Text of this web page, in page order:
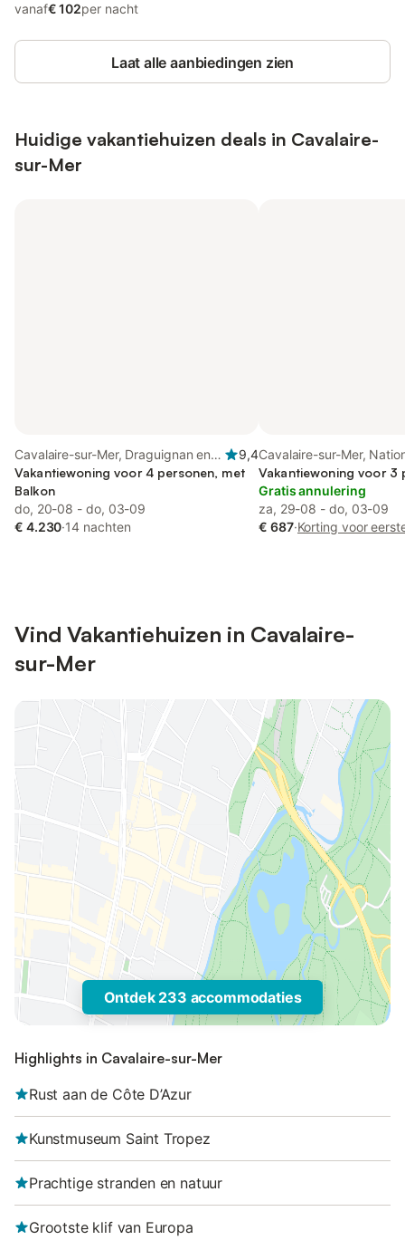
vanaf€ 102per nacht
Laat alle aanbiedingen zien
Huidige vakantiehuizen deals in Cavalaire-
sur-Mer
Cavalaire-sur-Mer, Draguignan en
omgeving
9,4
Vakantiewoning voor 4 personen, met
Balkon
do, 20-08 - do, 03-09
€ 4.230·14 nachten
Cavalaire-sur-Mer,
Port-Cros
Vakantiewoning voor 3
Gratis annulering
za, 29-08 - do, 03-09
€ 687·Korting voor
Vind Vakantiehuizen in Cavalaire-
sur-Mer
Ontdek 233 accommodaties
Highlights in Cavalaire-sur-Mer
Rust aan de Côte D’Azur
Kunstmuseum Saint Tropez
Prachtige stranden en natuur
Grootste klif van Europa